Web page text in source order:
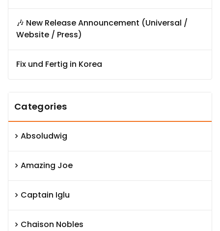
🎶 New Release Announcement (Universal /
Website / Press)
Fix und Fertig in Korea
Categories
Absoludwig
Amazing Joe
Captain Iglu
Chaison Nobles